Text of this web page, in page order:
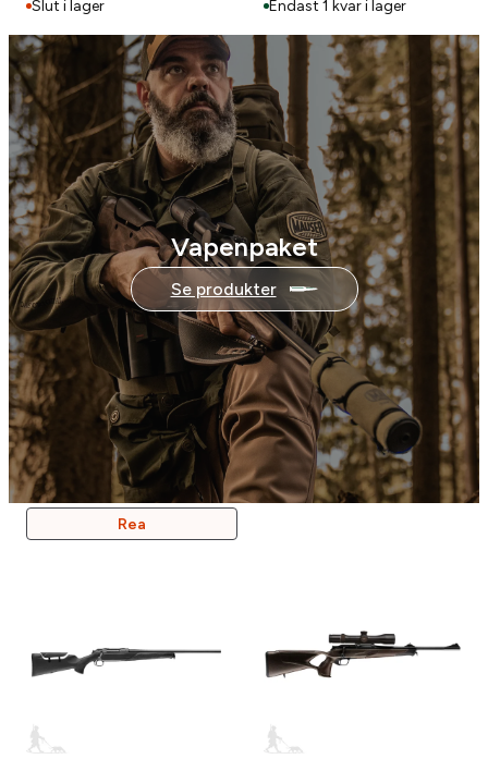
Slut i lager Endast 1 kvar i lager
Rea
På
Vapenpaket
Se produkter